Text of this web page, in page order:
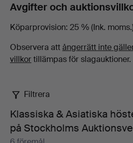
Fine
Art
Avgifter och
Köparprovision 25 % (Ink.
Observera attångerrätt inte
villkortillämpas för slagauktioner.
Filtrera
Klassiska & Asiatiska
på Stockholms